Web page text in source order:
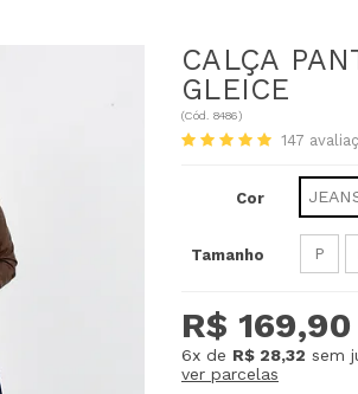
CALÇA
GLEICE
(Cód. 8486)
147
Cor
Tamanho P
R$ 169,90
6x de R$ 28,32 sem
ver parcelas